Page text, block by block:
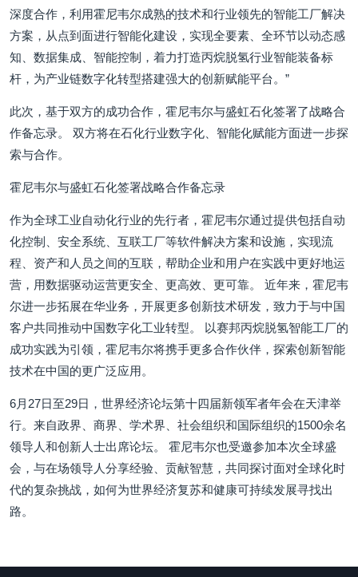
深度合作，利用霍尼韦尔成熟的技术和行业领先的智能工厂解决
方案，从点到面进行智能化建设，实现全要素、全环节以动态感
知、数据集成、智能控制，着力打造丙烷脱氢行业智能装备标
杆，为产业链数字化转型搭建强大的创新赋能平台。”
此次，基于双方的成功合作，霍尼韦尔与盛虹石化签署了战略合
作备忘录。 双方将在石化行业数字化、智能化赋能方面进一步探
索与合作。
霍尼韦尔与盛虹石化签署战略合作备忘录
作为全球工业自动化行业的先行者，霍尼韦尔通过提供包括自动
化控制、安全系统、互联工厂等软件解决方案和设施，实现流
程、资产和人员之间的互联，帮助企业和用户在实践中更好地运
营，用数据驱动运营更安全、更高效、更可靠。 近年来，霍尼韦
尔进一步拓展在华业务，开展更多创新技术研发，致力于与中国
客户共同推动中国数字化工业转型。 以赛邦丙烷脱氢智能工厂的
成功实践为引领，霍尼韦尔将携手更多合作伙伴，探索创新智能
技术在中国的更广泛应用。
6月27日至29日，世界经济论坛第十四届新领军者年会在天津举
行。来自政界、商界、学术界、社会组织和国际组织的1500余名
领导人和创新人士出席论坛。 霍尼韦尔也受邀参加本次全球盛
会，与在场领导人分享经验、贡献智慧，共同探讨面对全球化时
代的复杂挑战，如何为世界经济复苏和健康可持续发展寻找出
路。